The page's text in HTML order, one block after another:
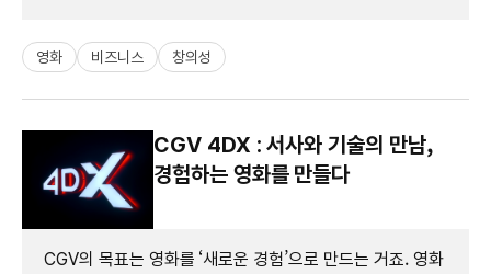
영화 비즈니스 창의성
CGV 4DX : 서사와 기술의 만남,
경험하는 영화를 만들다
CGV의 목표는 영화를 ‘새로운 경험’으로 만드는 거죠. 영화